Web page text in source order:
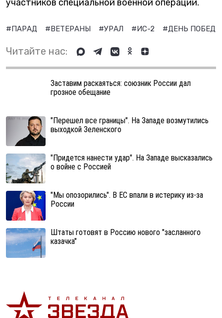
участников специальной военной операции.
#ПАРАД #ВЕТЕРАНЫ #УРАЛ #ИС-2 #ДЕНЬ
Читайте нас:
Заставим раскаяться: союзник России дал
грозное обещание
"Перешел все границы". На Западе возмутились
выходкой Зеленского
"Придется нанести удар". На Западе высказались
о войне с Россией
"Мы опозорились". В ЕС впали в истерику из-за
России
Штаты готовят в Россию нового "засланного
казачка"